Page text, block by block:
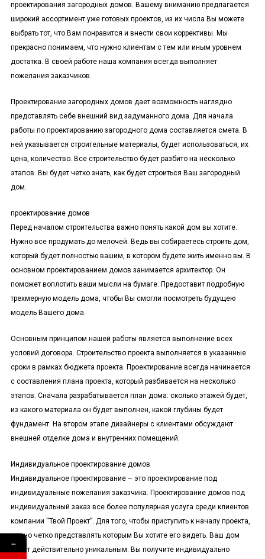
проектирования загородных домов. Вашему вниманию предлагается
широкий ассортимент уже готовых проектов, из их числа Вы можете
выбрать тот, что Вам понравится и внести свои коррективы. Мы
прекрасно понимаем, что нужно клиентам с тем или иным уровнем
достатка. В своей работе наша компания всегда выполняет
пожелания заказчиков.
Проектирование загородных домов дает возможность наглядно
представлять себе внешний вид задуманного дома. Для начала
работы по проектированию загородного дома составляется смета. В
ней указывается строительные материалы, будет использоваться, их
цена, количество. Все строительство будет разбито на несколько
этапов. Вы будет четко знать, как будет строиться Ваш загородный
дом.
проектирование домов
Перед началом строительства важно понять какой дом вы хотите.
Нужно все продумать до мелочей. Ведь вы собираетесь строить дом,
который будет полностью вашим, в котором будете жить именно вы. В
основном проектированием домов занимается архитектор. Он
поможет воплотить ваши мысли на бумаге. Предоставит подробную
трехмерную модель дома, чтобы Вы смогли посмотреть будущею
модель Вашего дома.
Основным принципом нашей работы является выполнение всех
условий договора. Строительство проекта выполняется в указанные
сроки в рамках бюджета проекта. Проектирование всегда начинается
с составления плана проекта, который разбивается на несколько
этапов. Сначала разрабатывается план дома: сколько этажей будет,
из какого материала он будет выполнен, какой глубины будет
фундамент. На втором этапе дизайнеры с клиентами обсуждают
внешней отделке дома и внутренних помещений.
Индивидуальное проектирование домов
Индивидуальное проектирование – это проектирование под
индивидуальные пожелания заказчика. Проектирование домов под
индивидуальный заказ все более популярная услуга среди клиентов
компании “Твой Проект”. Для того, чтобы приступить к началу проекта,
нужно четко представлять которым Вы хотите его видеть. Ваш дом
будет действительно уникальным. Вы получите индивидуально
←